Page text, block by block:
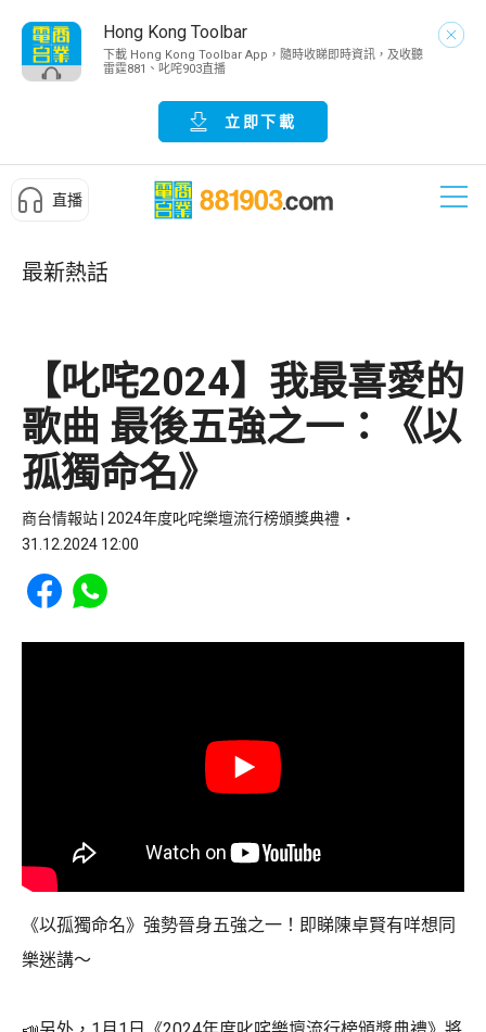
Hong Kong Toolbar
下載 Hong Kong Toolbar App，隨時收睇即時資訊，及收聽
雷霆881、叱咤903直播
立即下載
直播
最新熱話
【叱咤2024】我最喜愛的
歌曲 最後五強之一：《以
孤獨命名》
商台情報站 | 2024年度叱咤樂壇流行榜頒獎典禮
31.12.2024 12:00
Share to Facebook
Share to WhatsApp
《以孤獨命名》強勢晉身五強之一！即睇陳卓賢有咩想同
樂迷講～